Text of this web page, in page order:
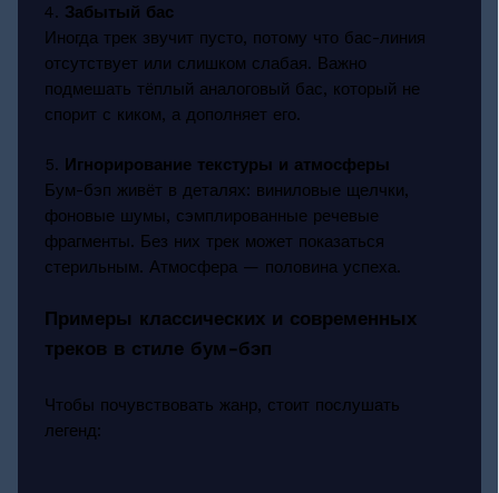
4. Забытый бас
Иногда трек звучит пусто, потому что бас-линия
отсутствует или слишком слабая. Важно
подмешать тёплый аналоговый бас, который не
спорит с киком, а дополняет его.
5. Игнорирование текстуры и атмосферы
Бум-бэп живёт в деталях: виниловые щелчки,
фоновые шумы, сэмплированные речевые
фрагменты. Без них трек может показаться
стерильным. Атмосфера — половина успеха.
Примеры классических и современных
треков в стиле бум-бэп
Чтобы почувствовать жанр, стоит послушать
легенд: